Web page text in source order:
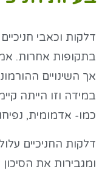
דלקות וכאבי
בתקופות אחרות.
אך השינויים
במידה וזו הייתה
כמו- אדמומית,
דלקות החניכיים
ומגבירות את הסיכון